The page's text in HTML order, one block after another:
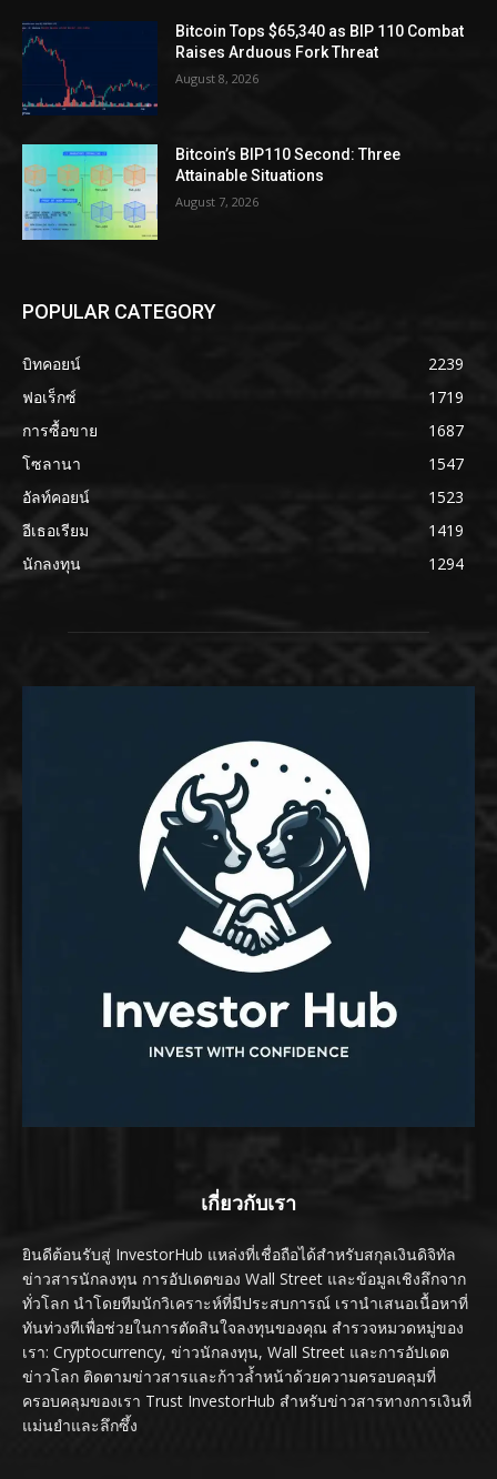
Bitcoin Tops $65,340 as BIP 110 Combat
Raises Arduous Fork Threat
August 8, 2026
Bitcoin’s BIP110 Second: Three
Attainable Situations
August 7, 2026
POPULAR CATEGORY
บิทคอยน์
2239
ฟอเร็กซ์
1719
การซื้อขาย
1687
โซลานา
1547
อัลท์คอยน์
1523
อีเธอเรียม
1419
นักลงทุน
1294
เกี่ยวกับเรา
ยินดีต้อนรับสู่ InvestorHub แหล่งที่เชื่อถือได้สำหรับสกุลเงินดิจิทัล
ข่าวสารนักลงทุน การอัปเดตของ Wall Street และข้อมูลเชิงลึกจาก
ทั่วโลก นำโดยทีมนักวิเคราะห์ที่มีประสบการณ์ เรานำเสนอเนื้อหาที่
ทันท่วงทีเพื่อช่วยในการตัดสินใจลงทุนของคุณ สำรวจหมวดหมู่ของ
เรา: Cryptocurrency, ข่าวนักลงทุน, Wall Street และการอัปเดต
ข่าวโลก ติดตามข่าวสารและก้าวล้ำหน้าด้วยความครอบคลุมที่
ครอบคลุมของเรา Trust InvestorHub สำหรับข่าวสารทางการเงินที่
แม่นยำและลึกซึ้ง